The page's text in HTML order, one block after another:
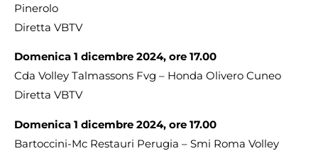
Pinerolo
Diretta VBTV
Domenica 1 dicembre 2024, ore 17.00
Cda Volley Talmassons Fvg – Honda Olivero Cuneo
Diretta VBTV
Domenica 1 dicembre 2024, ore 17.00
Bartoccini-Mc Restauri Perugia – Smi Roma Volley